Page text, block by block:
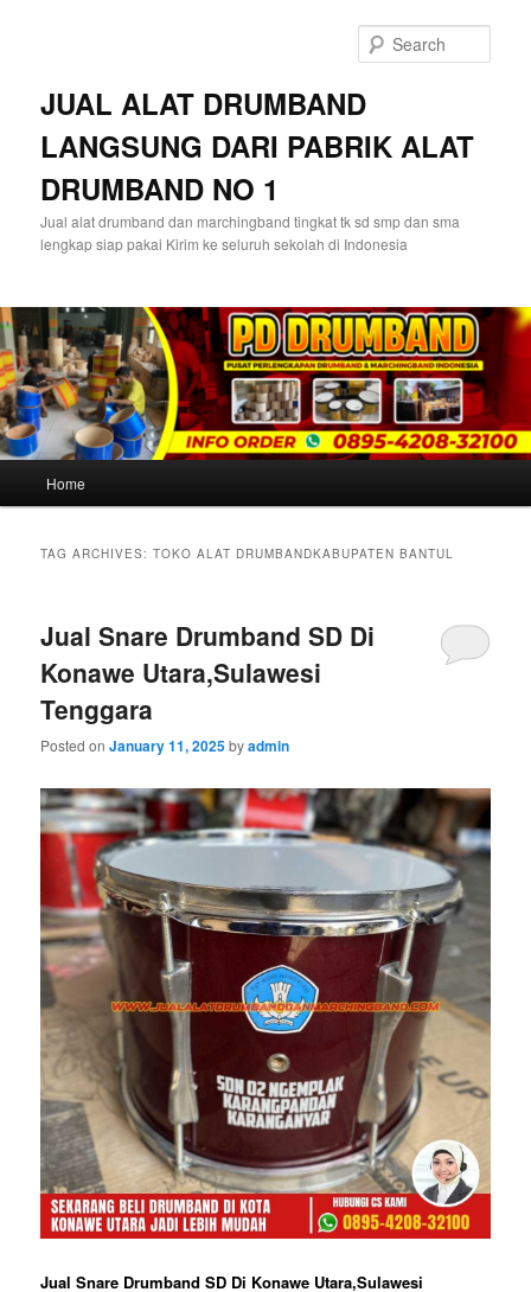
JUAL ALAT DRUMBAND
LANGSUNG DARI PABRIK ALAT
DRUMBAND NO 1
Jual alat drumband dan marchingband tingkat tk sd smp dan sma
lengkap siap pakai Kirim ke seluruh sekolah di Indonesia
Home
TAG ARCHIVES:TOKO ALAT DRUMBANDKABUPATEN BANTUL
Jual Snare Drumband SD Di
Konawe Utara,Sulawesi
Tenggara
Posted onJanuary 11, 2025byadmin
Jual Snare Drumband SD Di Konawe Utara,Sulawesi